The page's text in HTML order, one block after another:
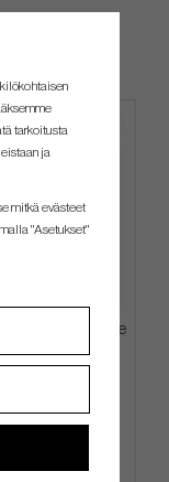
- Golf Glove
tarkoitusta
​​ja
mitkä evästeet
"Asetukset"